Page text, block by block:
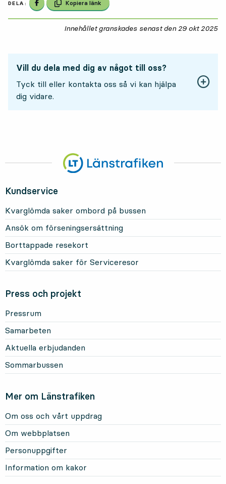
DELA: Dela på Facebook
Kopiera länk
Innehållet granskades senast den 29 okt 2025
Vill du dela med dig av något till oss?
Tyck till eller kontakta oss så vi kan hjälpa
dig vidare.
Kundservice
Kvarglömda saker ombord på bussen
Ansök om förseningsersättning
Borttappade resekort
Kvarglömda saker för Serviceresor
Press och projekt
Pressrum
Samarbeten
Aktuella erbjudanden
Sommarbussen
Mer om Länstrafiken
Om oss och vårt uppdrag
Om webbplatsen
Personuppgifter
Information om kakor